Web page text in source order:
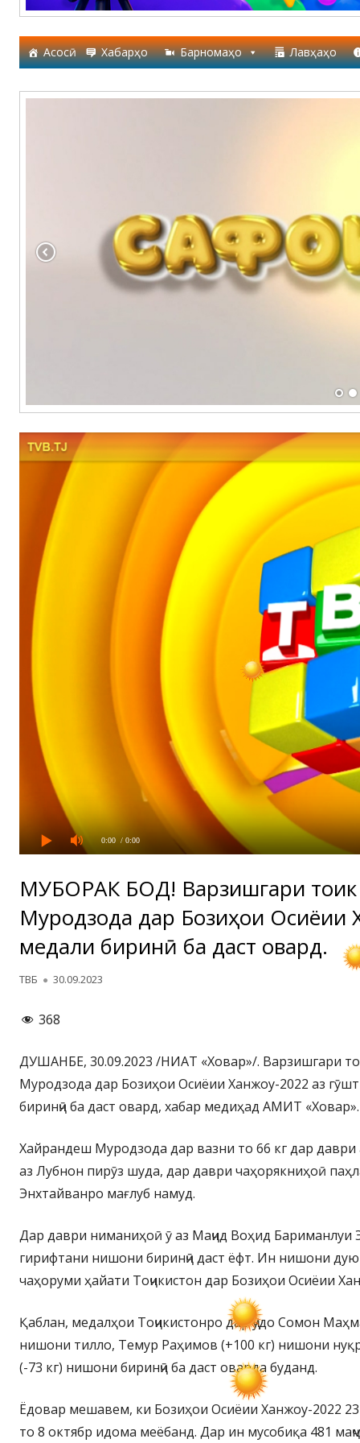
Асосӣ Хабарҳо Барномаҳо Лавҳаҳо
0:00 / 0:00
МУБОРАК БОД! Варзишгари
Муродзода дар Бозиҳои Осиёии
медали биринҷӣ ба даст овард.
Автор
ТВБ Опубликовано
30.09.2023
368
ДУШАНБЕ, 30.09.2023 /НИАТ «Ховар»/. Варзишгари
Муродзода дар Бозиҳои Осиёии Ханжоу-2022 аз
биринҷӣ ба даст овард, хабар медиҳад АМИТ «Ховар».
Хайрандеш Муродзода дар вазни то 66 кг дар
аз Лубнон пирӯз шуда, дар даври чаҳорякниҳоӣ
Энхтайванро мағлуб намуд.
Дар даври ниманиҳоӣ ӯ аз Маҷид Воҳид Бариманлуи
гирифтани нишони биринҷӣ даст ёфт. Ин нишони
чаҳоруми ҳайати Тоҷикистон дар Бозиҳои Осиёии
Қаблан, медалҳои Тоҷикистонро дар ҷудо Сомон
нишони тилло, Темур Раҳимов (+100 кг) нишони
(-73 кг) нишони биринҷӣ ба даст оварда буданд.
Ёдовар мешавем, ки Бозиҳои Осиёии Ханжоу-2022 23
то 8 октябр идома меёбанд. Дар ин мусобиқа 481